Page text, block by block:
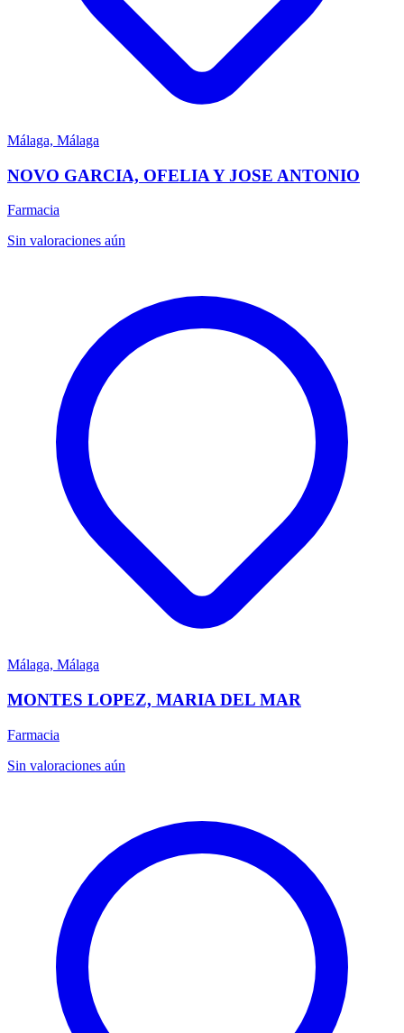
Málaga, Málaga
NOVO GARCIA, OFELIA Y JOSE ANTONIO
Farmacia
Sin valoraciones aún
Málaga, Málaga
MONTES LOPEZ, MARIA DEL MAR
Farmacia
Sin valoraciones aún